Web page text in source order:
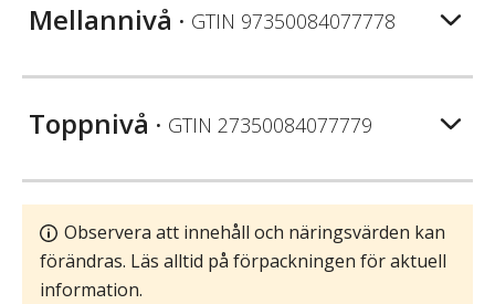
Mellannivå • GTIN 97350084077778
Toppnivå • GTIN 27350084077779
Observera att innehåll och näringsvärden kan
förändras. Läs alltid på förpackningen för aktuell
information.